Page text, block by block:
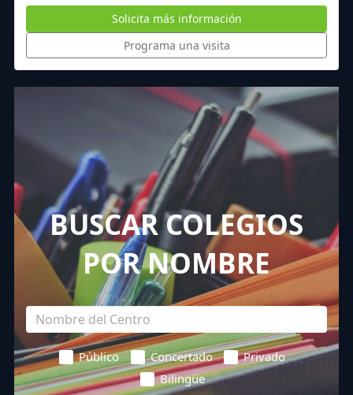
Solicita más información
Programa una visita
BUSCAR COLEGIOS
POR NOMBRE
Público Concertado
Privado
Bilingüe